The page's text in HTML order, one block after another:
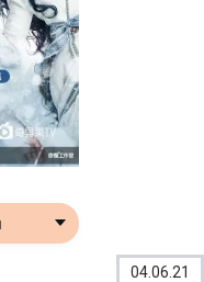
04.06.21